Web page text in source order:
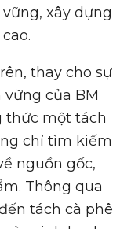
xây dựng
thay cho sự
của BM
thức một tách
chỉ tìm kiếm
nguồn gốc,
Thông qua
tách cà phê